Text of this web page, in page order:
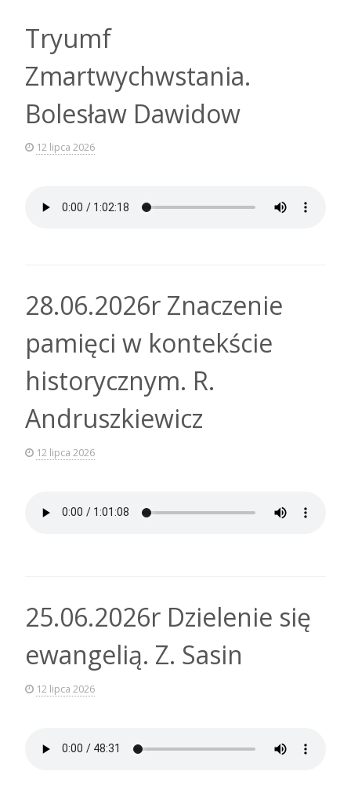
Tryumf
Zmartwychwstania.
Bolesław Dawidow
12 lipca 2026
28.06.2026r Znaczenie
pamięci w kontekście
historycznym. R.
Andruszkiewicz
12 lipca 2026
25.06.2026r Dzielenie się
ewangelią. Z. Sasin
12 lipca 2026